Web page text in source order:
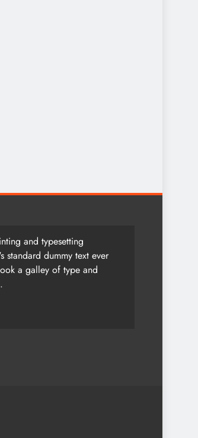
and typesetting
standard dummy text ever
a galley of type and